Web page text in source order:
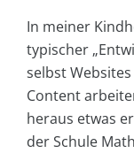
In meiner
typischer
selbst
Content
heraus etwas
der Schule